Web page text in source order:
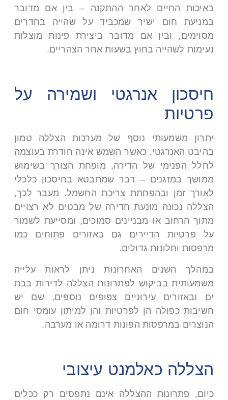
באיכות החיים לאחר ההתקנה – בין אם מדובר
במניעת חום ישיר שמכביד על שהייה בחדרים
מסוימים, ובין אם מדובר ביצירת פינות מוצלות
נעימות לשהייה בחוץ בשעות אחר הצהריים.
חיסכון אנרגטי ושמירה על
פרטיות
יתרון משמעותי נוסף של מערכות הצללה טמון
בהיבט האנרגטי. כאשר השמש אינה חודרת בעוצמה
לחלל הפנימי של הדירה, מופחת הצורך בשימוש
ממושך במזגנים – דבר שמתבטא בחיסכון כלכלי
לאורך זמן ובהפחתת צריכת החשמל. מעבר לכך,
הצללה נכונה מונעת חדירה של מבטים לא רצויים
מתוך הרחוב או מבניינים סמוכים, ומסייעת לשמור
על פרטיות הדיירים גם באזורים פתוחים כמו
מרפסות וחלונות גדולים.
במהלך השנים האחרונות ניתן לראות עלייה
משמעותית בביקוש לפתרונות הצללה לדירות בבת
ים ובאזורים עירוניים צפופים נוספים, שם יש
חשיבות כפולה הן לפרטיות והן למיתון עומסי חום
הנוצרים במרפסות הפונות דרומה או מערבה.
הצללה כאלמנט עיצובי
כיום, פתרונות ההצללה אינם נתפסים רק ככלים